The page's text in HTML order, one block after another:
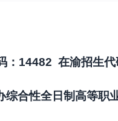
： 14482 在渝招生代
综合性全日制高等职